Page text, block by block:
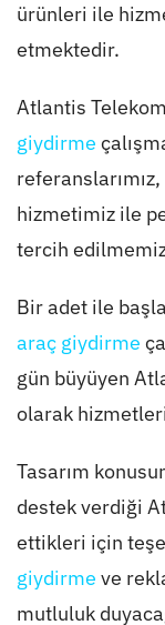
ürünleri ile
etmektedir.
Atlantis
giydirme
hizmetimiz ile
tercih
Bir adet ile
araç giydirme
gün büyüyen
olarak
Tasarım
destek verdiği
ettikleri için
giydirme ve
mutluluk